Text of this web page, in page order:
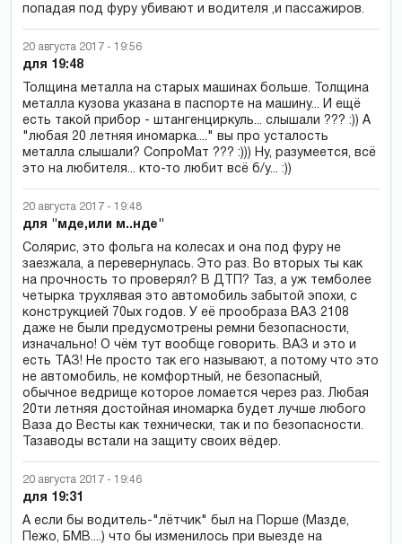
попадая под фуру убивают и водителя ,и пассажиров.
20 августа 2017 - 19:56
для 19:48
Толщина металла на старых машинах больше. Толщина
металла кузова указана в паспорте на машину... И ещё
есть такой прибор - штангенциркуль... слышали ??? :)) А
"любая 20 летняя иномарка...." вы про усталость
металла слышали? СопроМат ??? :))) Ну, разумеется, всё
это на любителя... кто-то любит всё б/у... :))
20 августа 2017 - 19:48
для "мде,или м..нде"
Солярис, это фольга на колесах и она под фуру не
заезжала, а перевернулась. Это раз. Во вторых ты как
на прочность то проверял? В ДТП? Таз, а уж темболее
четырка трухлявая это автомобиль забытой эпохи, с
конструкцией 70ых годов. У её прообраза ВАЗ 2108
даже не были предусмотрены ремни безопасности,
изначально! О чём тут вообще говорить. ВАЗ и это и
есть ТАЗ! Не просто так его называют, а потому что это
не автомобиль, не комфортный, не безопасный,
обычное ведрище которое ломается через раз. Любая
20ти летняя достойная иномарка будет лучше любого
Ваза до Весты как технически, так и по безопасности.
Тазаводы встали на защиту своих вёдер.
20 августа 2017 - 19:46
для 19:31
А если бы водитель-"лётчик" был на Порше (Мазде,
Пежо, БМВ....) что бы изменилось при выезде на